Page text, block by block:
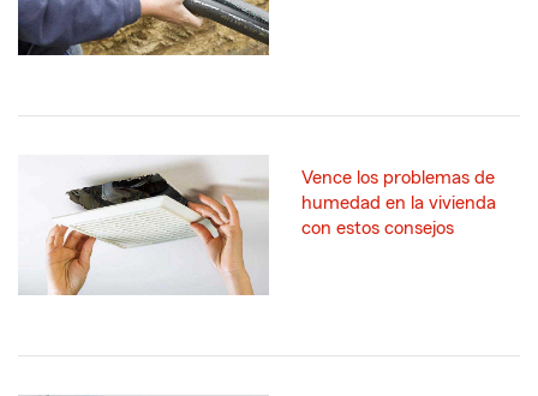
Vence los problemas de
humedad en la vivienda
con estos consejos